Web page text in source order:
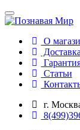
О
Статьи
г.